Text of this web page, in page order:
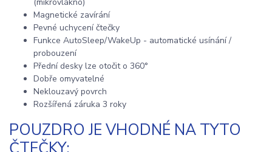
Magnetické zavírání
Pevné uchycení čtečky
Funkce AutoSleep/WakeUp - automatické usínání /
probouzení
Přední desky lze otočit o 360°
Dobře omyvatelné
Neklouzavý povrch
Rozšířená záruka 3 roky
POUZDRO JE VHODNÉ NA TYTO